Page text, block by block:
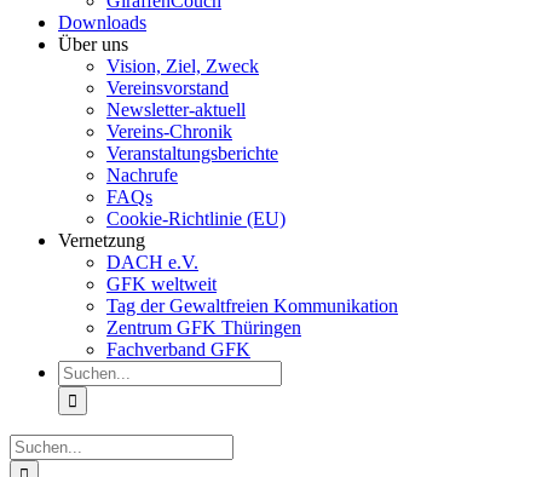
Downloads
Über uns
Vision, Ziel, Zweck
Vereinsvorstand
Newsletter-aktuell
Vereins-Chronik
Veranstaltungsberichte
Nachrufe
FAQs
Cookie-Richtlinie (EU)
Vernetzung
DACH e.V.
GFK weltweit
Tag der Gewaltfreien Kommunikation
Zentrum GFK Thüringen
Fachverband GFK
Suche
nach:
Suche
nach: